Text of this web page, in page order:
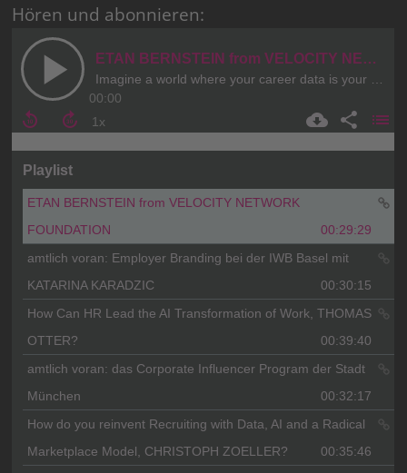
Hören und abonnieren: